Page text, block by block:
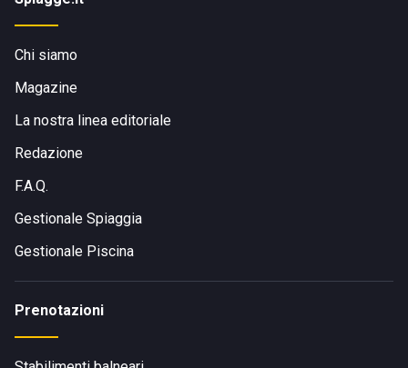
Chi siamo
Magazine
La nostra linea editoriale
Redazione
F.A.Q.
Gestionale Spiaggia
Gestionale Piscina
Prenotazioni